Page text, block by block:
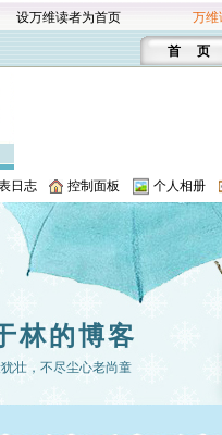
设万维读者为首页 万维
首 页
日志 控制面板 个人相册
林的博客
壮，不尽尘心老尚童